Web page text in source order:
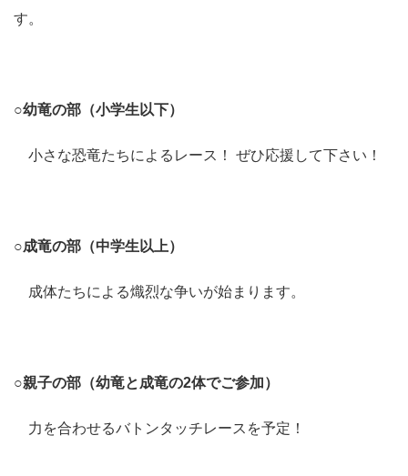
す。
○幼竜の部（小学生以下）
小さな恐竜たちによるレース！ ぜひ応援して下さい！
○成竜の部（中学生以上）
成体たちによる熾烈な争いが始まります。
○親子の部（幼竜と成竜の2体でご参加）
力を合わせるバトンタッチレースを予定！